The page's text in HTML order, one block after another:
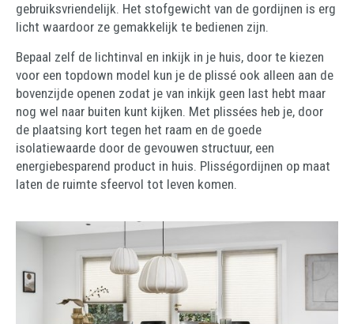
gebruiksvriendelijk. Het stofgewicht van de gordijnen is erg
licht waardoor ze gemakkelijk te bedienen zijn.
Bepaal zelf de lichtinval en inkijk in je huis, door te kiezen
voor een topdown model kun je de plissé ook alleen aan de
bovenzijde openen zodat je van inkijk geen last hebt maar
nog wel naar buiten kunt kijken. Met plissées heb je, door
de plaatsing kort tegen het raam en de goede
isolatiewaarde door de gevouwen structuur, een
energiebesparend product in huis. Plisségordijnen op maat
laten de ruimte sfeervol tot leven komen.